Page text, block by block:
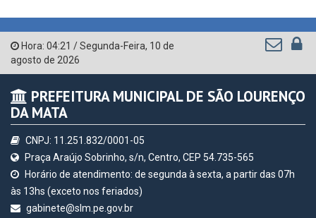
Hora: 04:21 /Segunda-Feira, 10 de
agosto de 2026
PREFEITURA MUNICIPAL DE SÃO LOURENÇO
DA MATA
CNPJ: 11.251.832/0001-05
Praça Araújo Sobrinho, s/n, Centro, CEP 54.735-565
Horário de atendimento: de segunda à sexta, a partir das 07h
às 13hs (exceto nos feriados)
gabinete@slm.pe.gov.br